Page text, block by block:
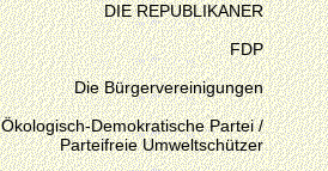
DIE REPUBLIKANER
FDP
Die Bürgervereinigungen
Ökologisch-Demokratische Partei /
Parteifreie Umweltschützer